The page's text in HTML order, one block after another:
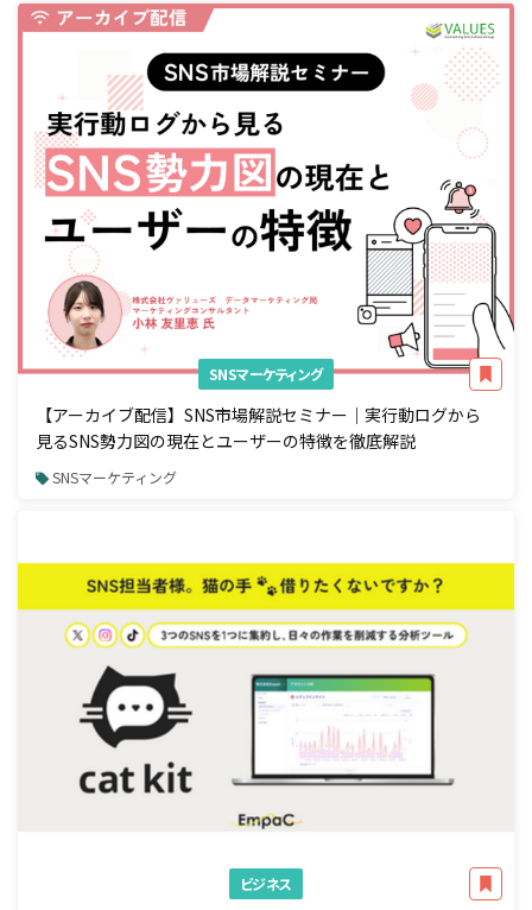
SNSマーケティング
【アーカイブ配信】SNS市場解説セミナー｜実行動ログから
見るSNS勢力図の現在とユーザーの特徴を徹底解説
SNSマーケティング
ビジネス